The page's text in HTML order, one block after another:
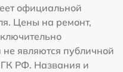
официальной
Цены на ремонт,
являются публичной
ГК РФ. Названия и